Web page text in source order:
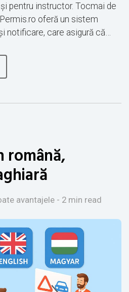
pentru instructor. Tocmai de
oferă un sistem
notificare, care asigură că…
română,
avantajele - 2 min read